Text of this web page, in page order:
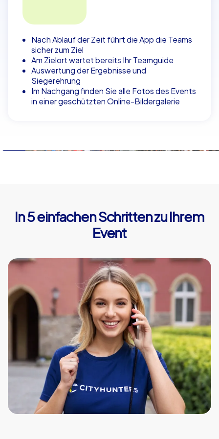
Nach Ablauf der Zeit führt die App die Teams
sicher zum Ziel
Am Zielort wartet bereits Ihr Teamguide
Auswertung der Ergebnisse und
Siegerehrung
Im Nachgang finden Sie alle Fotos des Events
in einer geschützten Online-Bildergalerie
In 5 einfachen Schritten zu Ihrem
Event